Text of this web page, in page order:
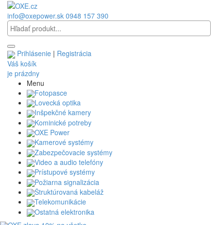
info@oxepower.sk 0948 157 390
Prihlásenie | Registrácia
Váš košík
je prázdny
Menu
Fotopasce
Lovecká optika
Inšpekčné kamery
Kominické potreby
OXE Power
Kamerové systémy
Zabezpečovacie systémy
Video a audio telefóny
Prístupové systémy
Požiarna signalizácia
Štruktúrovaná kabeláž
Telekomunikácie
Ostatná elektronika